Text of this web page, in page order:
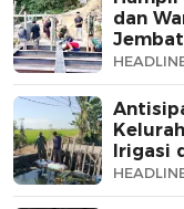
dan
Persen
Irigasi